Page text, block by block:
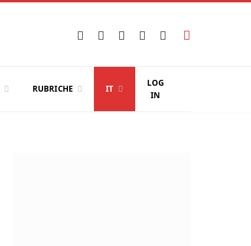
Facebook
X
Instagram
YouTubeLinkedIn
RUBRICHE IT
LOG
IN